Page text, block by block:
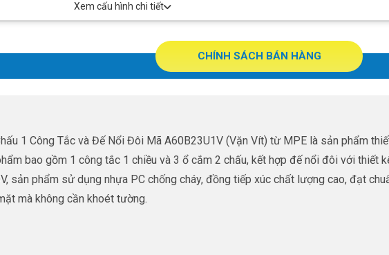
Xem cấu hình chi tiết
CHÍNH SÁCH BÁN HÀNG
1 Công Tắc và Đế Nổi Đôi Mã A60B23U1V (Vặn Vít) từ MPE là sản phẩm
bao gồm 1 công tắc 1 chiều và 3 ổ cắm 2 chấu, kết hợp đế nổi đôi với
sản phẩm sử dụng nhựa PC chống cháy, đồng tiếp xúc chất lượng cao, đạt
mà không cần khoét tường.